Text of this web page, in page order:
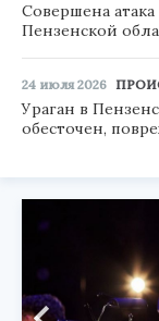
Совершена
Пензенской
24 июля 2026
Ураган в
обесточен,